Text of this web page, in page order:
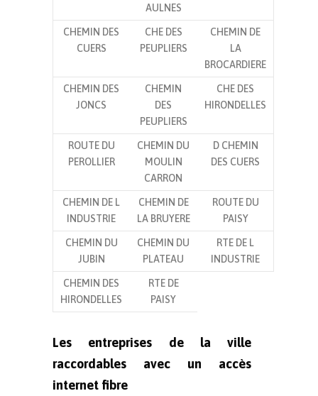
AULNES
CHEMIN DES
CUERS
CHE DES
PEUPLIERS
CHEMIN DE
LA
BROCARDIERE
CHEMIN DES
JONCS
CHEMIN
DES
PEUPLIERS
CHE DES
HIRONDELLES
ROUTE DU
PEROLLIER
CHEMIN DU
MOULIN
CARRON
D CHEMIN
DES CUERS
CHEMIN DE L
INDUSTRIE
CHEMIN DE
LA BRUYERE
ROUTE DU
PAISY
CHEMIN DU
JUBIN
CHEMIN DU
PLATEAU
RTE DE L
INDUSTRIE
CHEMIN DES
HIRONDELLES
RTE DE
PAISY
Les entreprises de la ville
raccordables avec un accès
internet fibre